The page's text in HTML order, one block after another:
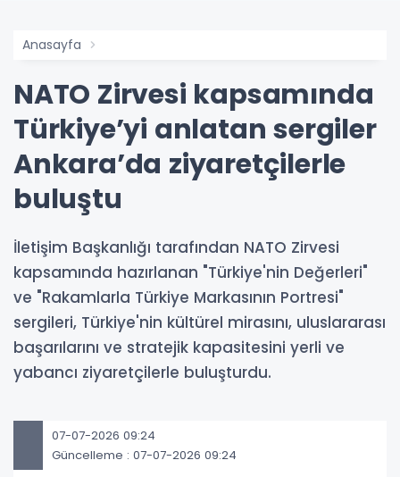
Anasayfa
NATO Zirvesi kapsamında
Türkiye’yi anlatan sergiler
Ankara’da ziyaretçilerle
buluştu
İletişim Başkanlığı tarafından NATO Zirvesi
kapsamında hazırlanan "Türkiye'nin Değerleri"
ve "Rakamlarla Türkiye Markasının Portresi"
sergileri, Türkiye'nin kültürel mirasını, uluslararası
başarılarını ve stratejik kapasitesini yerli ve
yabancı ziyaretçilerle buluşturdu.
07-07-2026 09:24
Güncelleme : 07-07-2026 09:24